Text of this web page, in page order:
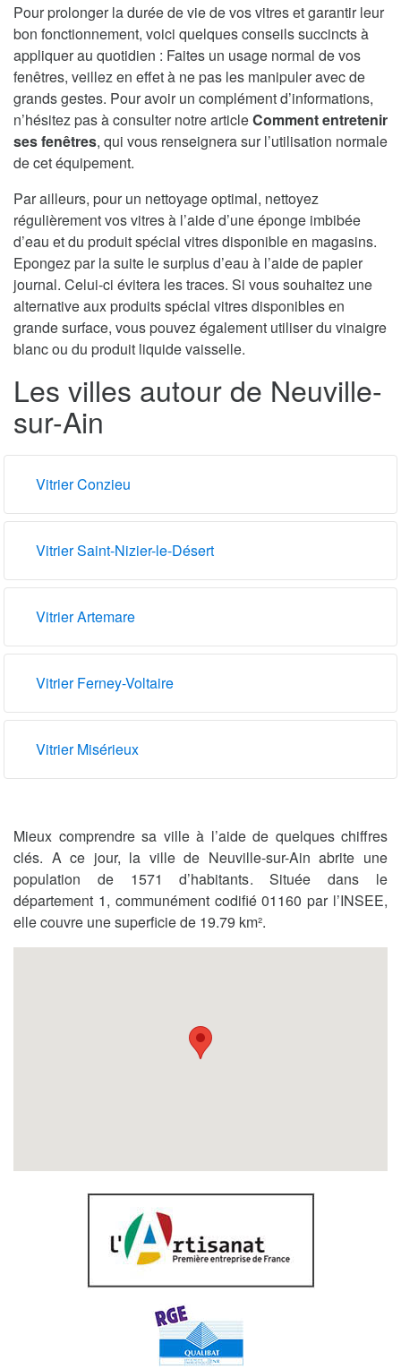
Pour prolonger la durée de vie de vos vitres et garantir leur
bon fonctionnement, voici quelques conseils succincts à
appliquer au quotidien : Faites un usage normal de vos
fenêtres, veillez en effet à ne pas les manipuler avec de
grands gestes. Pour avoir un complément d’informations,
n’hésitez pas à consulter notre articleComment entretenir
ses fenêtres, qui vous renseignera sur l’utilisation normale
de cet équipement.
Par ailleurs, pour un nettoyage optimal, nettoyez
régulièrement vos vitres à l’aide d’une éponge imbibée
d’eau et du produit spécial vitres disponible en magasins.
Epongez par la suite le surplus d’eau à l’aide de papier
journal. Celui-ci évitera les traces. Si vous souhaitez une
alternative aux produits spécial vitres disponibles en
grande surface, vous pouvez également utiliser du vinaigre
blanc ou du produit liquide vaisselle.
Les villes autour de Neuville-
sur-Ain
Vitrier Conzieu
Vitrier Saint-Nizier-le-Désert
Vitrier Artemare
Vitrier Ferney-Voltaire
Vitrier Misérieux
Mieux comprendre sa ville à l’aide de quelques chiffres
clés. A ce jour, la ville de Neuville-sur-Ain abrite une
population de 1571 d’habitants. Située dans le
département 1, communément codifié 01160 par l’INSEE,
elle couvre une superficie de 19.79 km².